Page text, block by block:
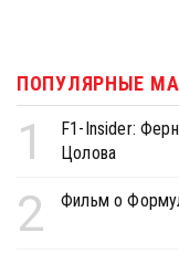
ПОПУЛЯРНЫЕ
1
F1-Insider:
Цолова
2 Фильм о